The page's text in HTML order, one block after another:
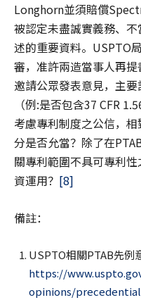
Longhorn並須賠償
被認定未盡誠實義務、
述的重要資料。USPTO
審，准許兩造當事人再
邀請公眾發表意見，主
（例:是否包含37 CFR
考慮專利制度之公信，
分是否允當？除了在
關專利範圍不具可專利
資運用？ [8]
備註：
USPTO相關PTAB先例
https://
opinions/precedential